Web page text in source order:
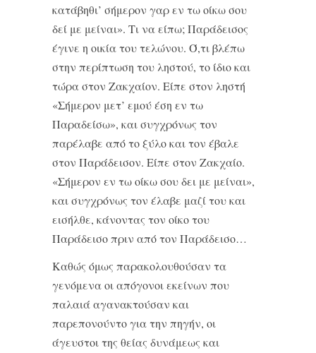
κατάβηθι’ σήμερον γαρ εν τω οίκω σου
δεί με μείναι». Τι να είπω; Παράδεισος
έγινε η οικία του τελώνου. Ό,τι βλέπω
στην περίπτωση του ληστού, το ίδιο και
τώρα στον Ζακχαίον. Είπε στον ληστή
«Σήμερον μετ’ εμού έση εν τω
Παραδείσω», και συγχρόνως τον
παρέλαβε από το ξύλο και τον έβαλε
στον Παράδεισον. Είπε στον Ζακχαίο.
«Σήμερον εν τω οίκω σου δει με μείναι»,
και συγχρόνως τον έλαβε μαζί του και
εισήλθε, κάνοντας τον οίκο του
Παράδεισο πριν από τον Παράδεισο…
Καθώς όμως παρακολουθούσαν τα
γενόμενα οι απόγονοι εκείνων που
παλαιά αγανακτούσαν και
παρεπονούντο για την πηγήν, οι
άγευστοι της θείας δυνάμεως και